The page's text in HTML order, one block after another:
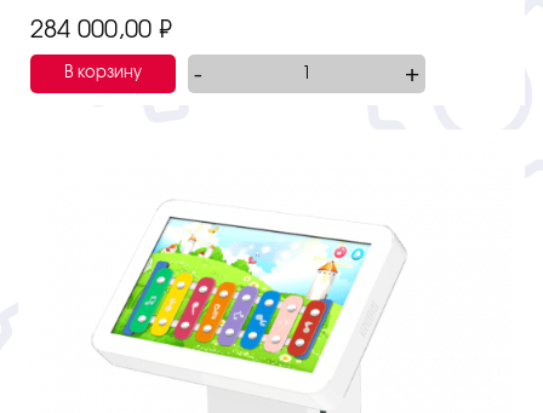
284 000,00 ₽
В корзину +
-